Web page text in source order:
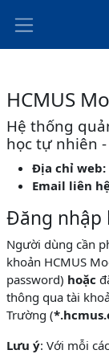
HCMUS
Hệ thống
học tự nhiên -
Địa chỉ web:
Email liên
Đăng nhập
Người dùng cần
khoản HCMUS
password) hoặc
thông qua tài
Trường (
Lưu ý: Với mỗi